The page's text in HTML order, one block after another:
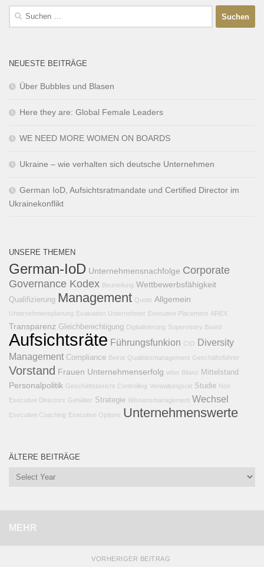
NEUESTE BEITRÄGE
Über Bubbles und Blasen
Here they are: Global Female Leaders
WE NEED MORE WOMEN ON BOARDS
Ukraine – wie verhalten sich deutsche Unternehmen
German IoD, Aufsichtsratmandate und Certified Director im
Ukrainekonflikt
UNSERE THEMEN
German-IoD Unternehmensnachfolge Corporate
Governance Kodex Beurteilung Wettbewerbsfähigkeit
Qualifizierung Management Quote Allgemein
Unternehmensplanung Evaluation Unternehmer Executive Placement AREX
Transparenz Gleichberechtigung Digitalisierung Supervisory Board
Aufsichtsräte Führungsfunkion CIO Diversity
Management Compliance Beirat Qualitätsmanagement Geschäftsführer
Vorstand Frauen Unternehmenserfolg wbw Bilanz Mittelstand
Personalpolitik Geschäftsbericht Controlling Verwaltungsrat Studie Non
Executive Directors Gehälter Strategie Wissensmanagement Wechsel
Executive Coaching Executive Options Unternehmenswerte
ÄLTERE BEITRÄGE
MEHR
VORHERIGER BEITRAG